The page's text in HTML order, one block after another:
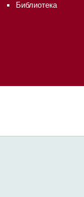
Библиотека